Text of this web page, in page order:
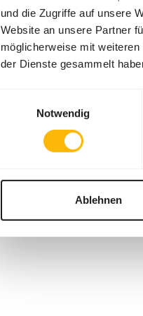
und die Zugriffe auf unsere
Website an unsere Partner
möglicherweise mit
der Dienste gesammelt
Notwendig
Ablehnen